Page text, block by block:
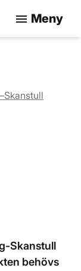
menu Meny
Skanstull
behövs